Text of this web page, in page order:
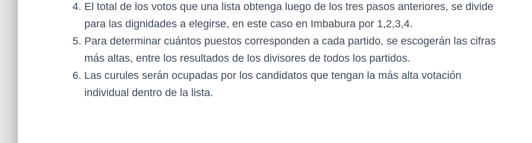
El total de los votos que una lista obtenga luego de los tres pasos anteriores, se divide
para las dignidades a elegirse, en este caso en Imbabura por 1,2,3,4.
Para determinar cuántos puestos corresponden a cada partido, se escogerán las cifras
más altas, entre los resultados de los divisores de todos los partidos.
Las curules serán ocupadas por los candidatos que tengan la más alta votación
individual dentro de la lista.